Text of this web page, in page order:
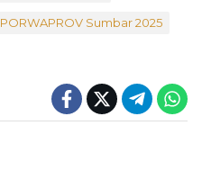
PORWAPROV Sumbar 2025